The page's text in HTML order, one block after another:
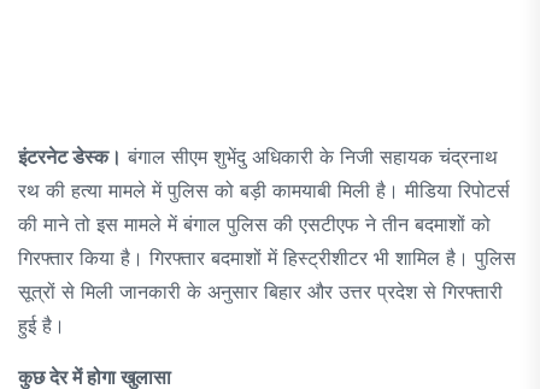
इंटरनेट डेस्क। बंगाल सीएम शुभेंदु अधिकारी के निजी सहायक चंद्रनाथ
रथ की हत्या मामले में पुलिस को बड़ी कामयाबी मिली है। मीडिया रिपोटर्स
की माने तो इस मामले में बंगाल पुलिस की एसटीएफ ने तीन बदमाशों को
गिरफ्तार किया है। गिरफ्तार बदमाशों में हिस्ट्रीशीटर भी शामिल है। पुलिस
सूत्रों से मिली जानकारी के अनुसार बिहार और उत्तर प्रदेश से गिरफ्तारी
हुई है।
कुछ देर में होगा खुलासा